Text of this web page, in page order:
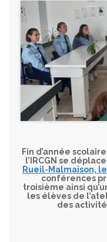
Fin d’année
l’IRCGN se
Rueil-Malmaison,
conférences
troisième ainsi
les élèves de
des